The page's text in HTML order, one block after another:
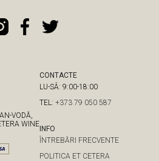
VODĂ,
WINE
CONTACTE
LU-SÂ: 9:00-18:00
TEL: +373 79 050 587
INFO
ÎNTREBĂRI FRECVENTE
POLITICA ET CETERA